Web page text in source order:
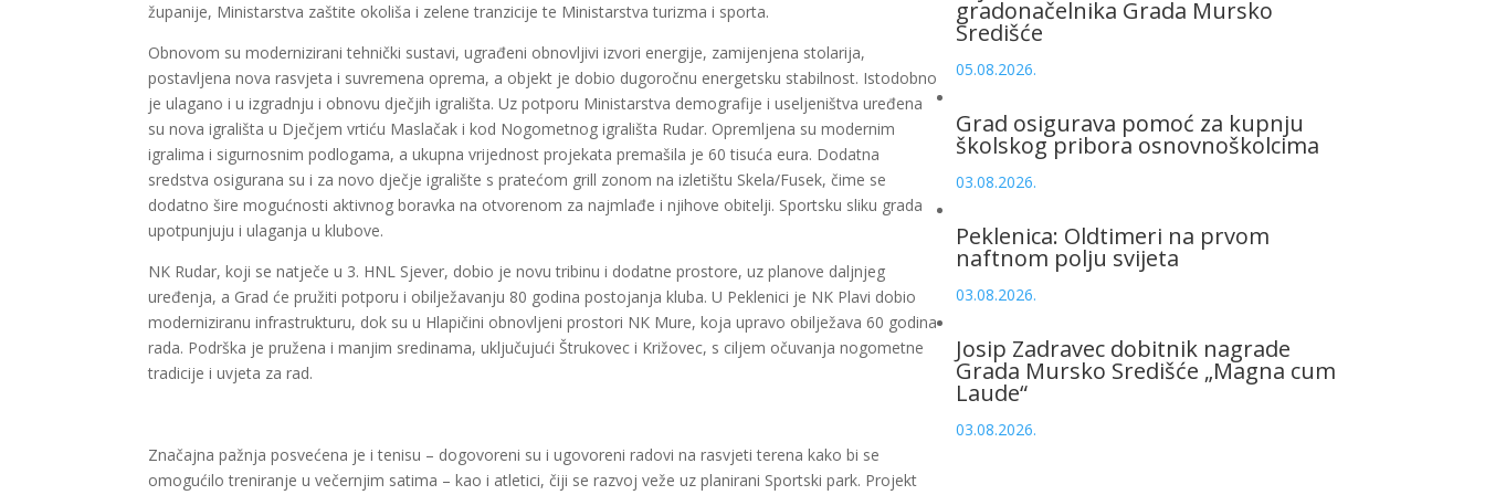
županije, Ministarstva zaštite okoliša i zelene tranzicije te Ministarstva turizma i sporta.
Obnovom su modernizirani tehnički sustavi, ugrađeni obnovljivi izvori energije, zamijenjena stolarija,
postavljena nova rasvjeta i suvremena oprema, a objekt je dobio dugoročnu energetsku stabilnost. Istodobno
je ulagano i u izgradnju i obnovu dječjih igrališta. Uz potporu Ministarstva demografije i useljeništva uređena
su nova igrališta u Dječjem vrtiću Maslačak i kod Nogometnog igrališta Rudar. Opremljena su modernim
igralima i sigurnosnim podlogama, a ukupna vrijednost projekata premašila je 60 tisuća eura. Dodatna
sredstva osigurana su i za novo dječje igralište s pratećom grill zonom na izletištu Skela/Fusek, čime se
dodatno šire mogućnosti aktivnog boravka na otvorenom za najmlađe i njihove obitelji. Sportsku sliku grada
upotpunjuju i ulaganja u klubove.
NK Rudar, koji se natječe u 3. HNL Sjever, dobio je novu tribinu i dodatne prostore, uz planove daljnjeg
uređenja, a Grad će pružiti potporu i obilježavanju 80 godina postojanja kluba. U Peklenici je NK Plavi dobio
moderniziranu infrastrukturu, dok su u Hlapičini obnovljeni prostori NK Mure, koja upravo obilježava 60 godina
rada. Podrška je pružena i manjim sredinama, uključujući Štrukovec i Križovec, s ciljem očuvanja nogometne
tradicije i uvjeta za rad.
Značajna pažnja posvećena je i tenisu – dogovoreni su i ugovoreni radovi na rasvjeti terena kako bi se
omogućilo treniranje u večernjim satima – kao i atletici, čiji se razvoj veže uz planirani Sportski park. Projekt
gradonačelnika Grada Mursko
Središće
05.08.2026.
Grad osigurava pomoć za kupnju
školskog pribora osnovnoškolcima
03.08.2026.
Peklenica: Oldtimeri na prvom
naftnom polju svijeta
03.08.2026.
Josip Zadravec dobitnik nagrade
Grada Mursko Središće „Magna cum
Laude“
03.08.2026.